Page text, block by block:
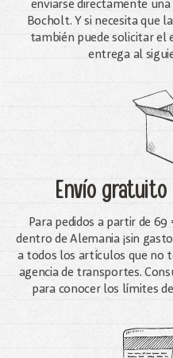
enviarse directamente una
Bocholt. Y si necesita que
también puede solicitar el
entrega al
Envío gratuito
Para pedidos a partir de
dentro de Alemania ¡sin
a todos los artículos que no
agencia de transportes.
para conocer los límites